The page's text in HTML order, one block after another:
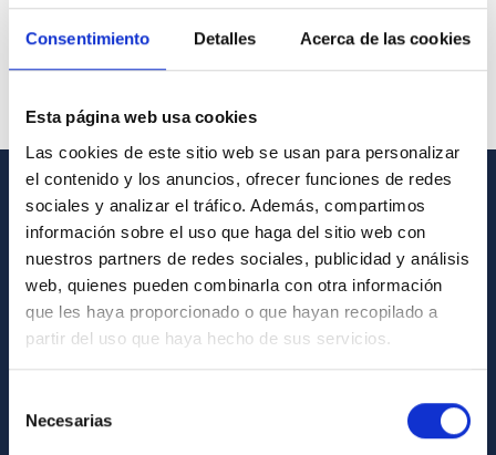
Consentimiento Detalles Acerca de las cookies
Esta página web usa cookies
Las cookies de este sitio web se usan para personalizar
el contenido y los anuncios, ofrecer funciones de redes
sociales y analizar el tráfico. Además, compartimos
información sobre el uso que haga del sitio web con
nuestros partners de redes sociales, publicidad y análisis
web, quienes pueden combinarla con otra información
que les haya proporcionado o que hayan recopilado a
partir del uso que haya hecho de sus servicios.
Necesarias
GENERAL INFORMATION
Contact
How to get to the IAC
List of personnel
Library
General register